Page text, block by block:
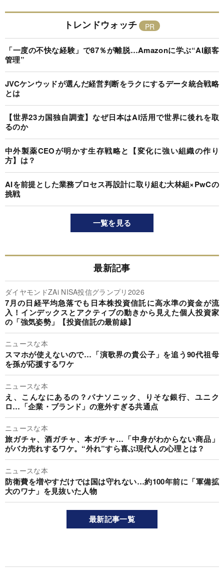
トレンドウォッチ
「一度の不快な経験」で87％が離脱…Amazonに学ぶ“AI顧客
管理”
JVCケンウッドが選んだ経営判断をラクにするデータ統合戦略
とは
【世界23カ国独自調査】なぜ日本はAI活用で世界に後れを取
るのか
中外製薬CEOが明かす生存戦略と【変化に強い組織の作り
方】は？
AIを前提とした業務プロセス再設計に取り組む大林組×PwCの
挑戦
一覧を見る
最新記事
ダイヤモンドZAi NISA投信グランプリ2026
7月の日経平均急落でも日本株投資信託に高水準の資金が流
入！インデックスとアクティブの動きから見えた個人投資家
の「強気姿勢」【投資信託の最前線】
ニュースな本
スマホが使えないので…「演歌界の貴公子」を追う90代祖母
を孫が応援するワケ
ニュースな本
え、こんなにあるの？パナソニック、りそな銀行、ユニク
ロ…「企業・ブランド」の意外すぎる共通点
ニュースな本
旅ガチャ、酒ガチャ、本ガチャ…「中身がわからない商品」
がバカ売れするワケ。“外れ”すら喜ぶ現代人の心理とは？
ニュースな本
防衛費を増やすだけでは国は守れない…約100年前に「軍備拡
大のワナ」を見抜いた人物
最新記事一覧